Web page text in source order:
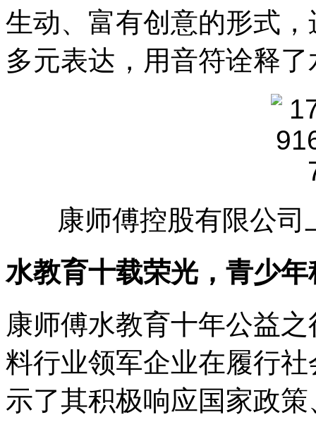
生动、富有创意的形式，
多元表达，用音符诠释
康师傅控股有限公
水教育十载荣光，青少
康师傅水教育十年公益
料行业领军企业在履行
示了其积极响应国家政